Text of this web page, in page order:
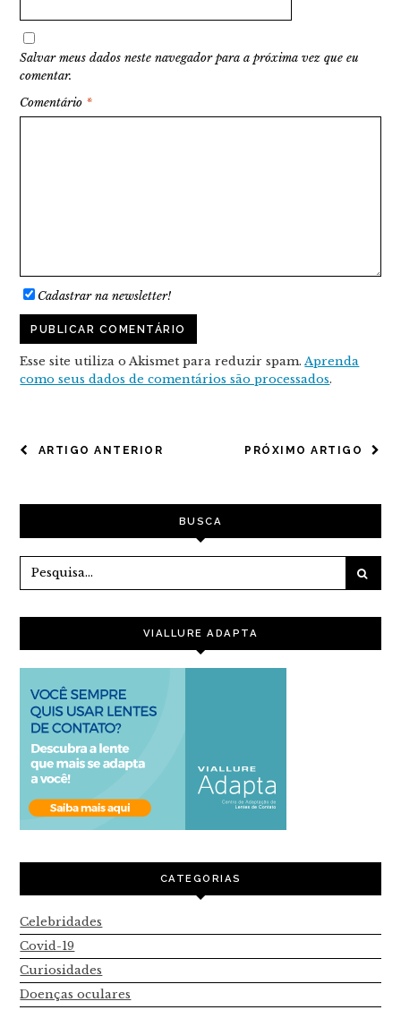
Salvar meus dados neste navegador para a próxima vez que eu
comentar.
Comentário *
Cadastrar na newsletter!
Esse site utiliza o Akismet para reduzir spam.Aprenda
como seus dados de comentários são processados.
NAVEGAÇÃO
POST
PRÓXIMO ARTIGO
ARTIGO ANTERIOR
BUSCA
VIALLURE ADAPTA
CATEGORIAS
Celebridades
Covid-19
Curiosidades
Doenças oculares